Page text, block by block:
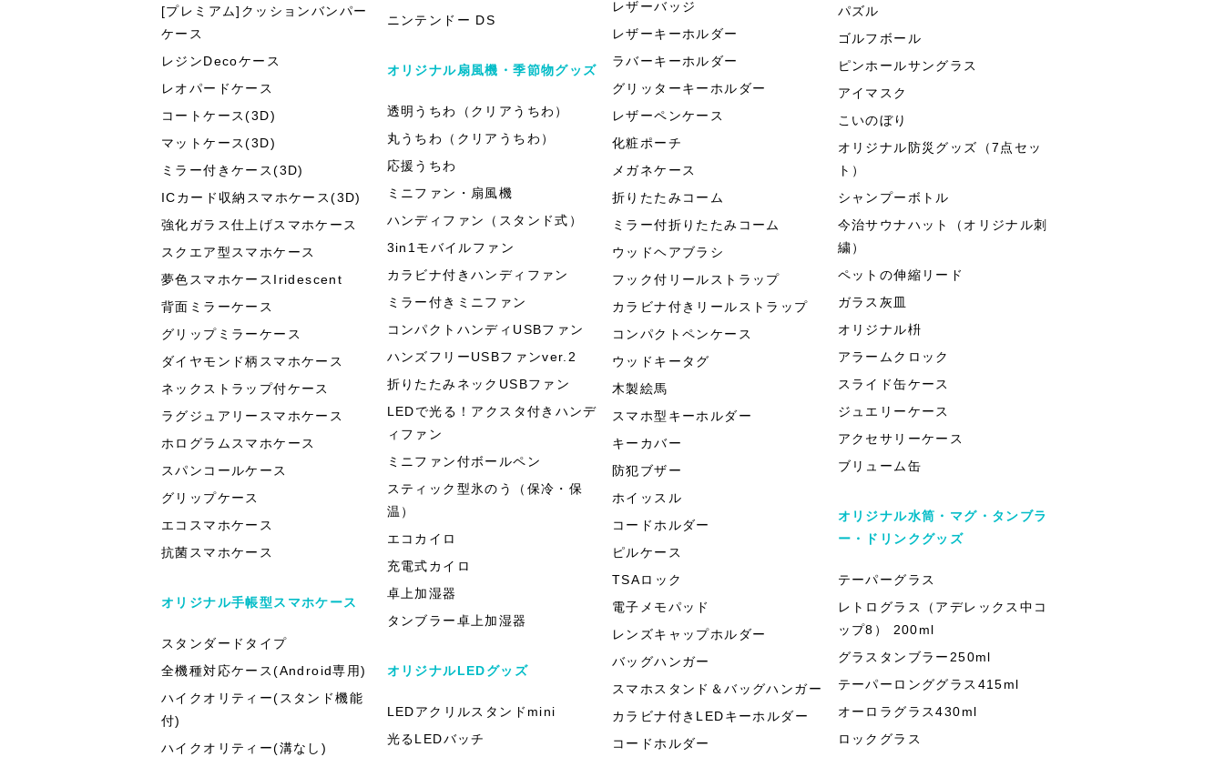
[プレミアム]クッションバンパー
ケース
レジンDecoケース
レオパードケース
コートケース(3D)
マットケース(3D)
ミラー付きケース(3D)
ICカード収納スマホケース(3D)
強化ガラス仕上げスマホケース
スクエア型スマホケース
夢色スマホケースIridescent
背面ミラーケース
グリップミラーケース
ダイヤモンド柄スマホケース
ネックストラップ付ケース
ラグジュアリースマホケース
ホログラムスマホケース
スパンコールケース
グリップケース
エコスマホケース
抗菌スマホケース
オリジナル手帳型スマホケース
スタンダードタイプ
全機種対応ケース(Android専用)
ハイクオリティー(スタンド機能
付)
ハイクオリティー(溝なし)
ニンテンドー DS
オリジナル扇風機・季節物グッズ
透明うちわ（クリアうちわ）
丸うちわ（クリアうちわ）
応援うちわ
ミニファン・扇風機
ハンディファン（スタンド式）
3in1モバイルファン
カラビナ付きハンディファン
ミラー付きミニファン
コンパクトハンディUSBファン
ハンズフリーUSBファンver.2
折りたたみネックUSBファン
LEDで光る！アクスタ付きハンデ
ィファン
ミニファン付ボールペン
スティック型氷のう（保冷・保
温）
エコカイロ
充電式カイロ
卓上加湿器
タンブラー卓上加湿器
オリジナルLEDグッズ
LEDアクリルスタンドmini
光るLEDバッチ
レザーバッジ
レザーキーホルダー
ラバーキーホルダー
グリッターキーホルダー
レザーペンケース
化粧ポーチ
メガネケース
折りたたみコーム
ミラー付折りたたみコーム
ウッドヘアブラシ
フック付リールストラップ
カラビナ付きリールストラップ
コンパクトペンケース
ウッドキータグ
木製絵馬
スマホ型キーホルダー
キーカバー
防犯ブザー
ホイッスル
コードホルダー
ピルケース
TSAロック
電子メモパッド
レンズキャップホルダー
バッグハンガー
スマホスタンド＆バッグハンガー
カラビナ付きLEDキーホルダー
コードホルダー
パズル
ゴルフボール
ピンホールサングラス
アイマスク
こいのぼり
オリジナル防災グッズ（7点セッ
ト）
シャンプーボトル
今治サウナハット（オリジナル刺
繍）
ペットの伸縮リード
ガラス灰皿
オリジナル枡
アラームクロック
スライド缶ケース
ジュエリーケース
アクセサリーケース
ブリューム缶
オリジナル水筒・マグ・タンブラ
ー・ドリンクグッズ
テーパーグラス
レトログラス（アデレックス中コ
ップ8） 200ml
グラスタンブラー250ml
テーパーロンググラス415ml
オーロラグラス430ml
ロックグラス